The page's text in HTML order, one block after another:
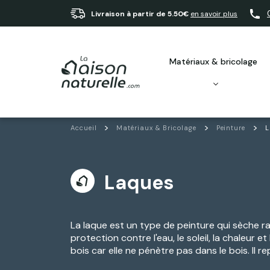
Livraison à partir de 5.50€ en savoir plus
matériaux & bricolage
Accueil Matériaux & Bricolage Peinture
Laques
La laque est un type de peinture qui sèche
protection contre l'eau, le soleil, la chaleur
bois car elle ne pénètre pas dans le bois. Il